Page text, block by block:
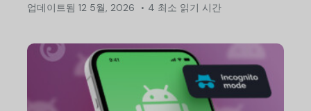
업데이트됨 12 5월, 2026 4 최소 읽기 시간